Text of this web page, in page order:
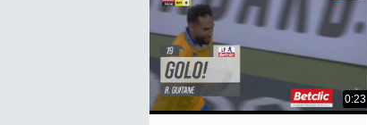
0:23